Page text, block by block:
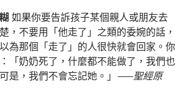
如果你要告訴孩子某個親人或朋友去
，不要用「他走了」之類的委婉的話，
為那個「走了」的人很快就會回家。你
「奶奶死了，什麼都不能做了，我們也
是，我們不會忘記她。」 ——聖經原